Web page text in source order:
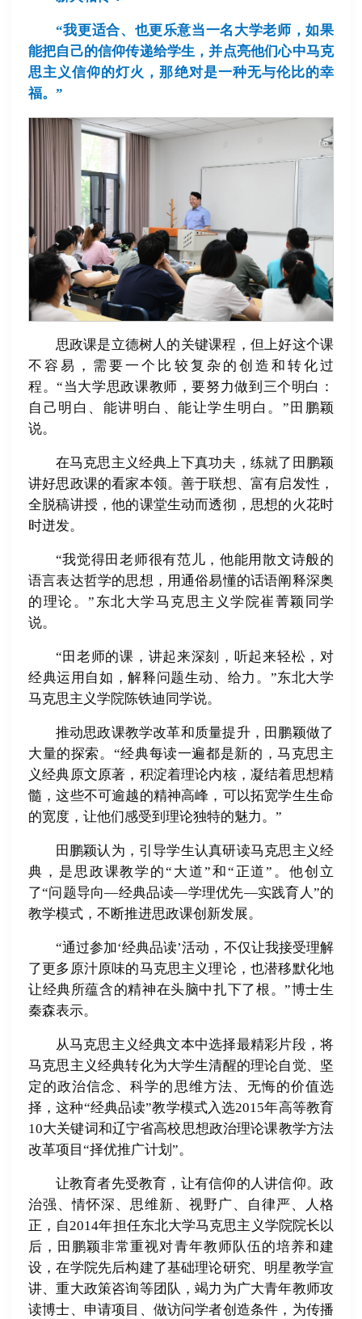
“我更适合、也更乐意当一名大学老师，如果
能把自己的信仰传递给学生，并点亮他们心中马克
思主义信仰的灯火，那绝对是一种无与伦比的幸
福。”
思政课是立德树人的关键课程，但上好这个课
不容易，需要一个比较复杂的创造和转化过
程。“当大学思政课教师，要努力做到三个明白：
自己明白、能讲明白、能让学生明白。”田鹏颖
说。
在马克思主义经典上下真功夫，练就了田鹏颖
讲好思政课的看家本领。善于联想、富有启发性，
全脱稿讲授，他的课堂生动而透彻，思想的火花时
时迸发。
“我觉得田老师很有范儿，他能用散文诗般的
语言表达哲学的思想，用通俗易懂的话语阐释深奥
的理论。”东北大学马克思主义学院崔菁颖同学
说。
“田老师的课，讲起来深刻，听起来轻松，对
经典运用自如，解释问题生动、给力。”东北大学
马克思主义学院陈铁迪同学说。
推动思政课教学改革和质量提升，田鹏颖做了
大量的探索。“经典每读一遍都是新的，马克思主
义经典原文原著，积淀着理论内核，凝结着思想精
髓，这些不可逾越的精神高峰，可以拓宽学生生命
的宽度，让他们感受到理论独特的魅力。”
田鹏颖认为，引导学生认真研读马克思主义经
典，是思政课教学的“大道”和“正道”。他创立
了“问题导向—经典品读—学理优先—实践育人”的
教学模式，不断推进思政课创新发展。
“通过参加‘经典品读’活动，不仅让我接受理解
了更多原汁原味的马克思主义理论，也潜移默化地
让经典所蕴含的精神在头脑中扎下了根。”博士生
秦森表示。
从马克思主义经典文本中选择最精彩片段，将
马克思主义经典转化为大学生清醒的理论自觉、坚
定的政治信念、科学的思维方法、无悔的价值选
择，这种“经典品读”教学模式入选2015年高等教育
10大关键词和辽宁省高校思想政治理论课教学方法
改革项目“择优推广计划”。
让教育者先受教育，让有信仰的人讲信仰。政
治强、情怀深、思维新、视野广、自律严、人格
正，自2014年担任东北大学马克思主义学院院长以
后，田鹏颖非常重视对青年教师队伍的培养和建
设，在学院先后构建了基础理论研究、明星教学宣
讲、重大政策咨询等团队，竭力为广大青年教师攻
读博士、申请项目、做访问学者创造条件，为传播